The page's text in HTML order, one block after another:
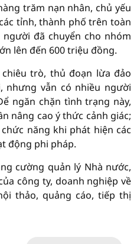
trăm nạn nhân, chủ yếu
tỉnh, thành phố trên toàn
đã chuyển cho nhóm
lên đến 600 triệu đồng.
trò, thủ đoạn lừa đảo
nhưng vẫn có nhiều người
ngăn chặn tình trạng này,
nâng cao ý thức cảnh giác;
năng khi phát hiện các
động phi pháp.
cường quản lý Nhà nước,
công ty, doanh nghiệp về
thảo, quảng cáo, tiếp thị